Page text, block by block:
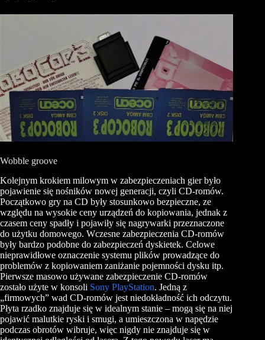
Wobble groove
Kolejnym krokiem milowym w zabezpieczeniach gier było
pojawienie się nośników nowej generacji, czyli CD-romów.
Początkowo gry na CD były stosunkowo bezpieczne, ze
względu na wysokie ceny urządzeń do kopiowania, jednak z
czasem ceny spadły i pojawiły się nagrywarki przeznaczone
do użytku domowego. Wczesne zabezpieczenia CD-romów
były bardzo podobne do zabezpieczeń dyskietek. Celowe
nieprawidłowe oznaczenie systemu plików prowadzące do
problemów z kopiowaniem zaniżanie pojemności dysku itp.
Pierwsze masowo używane zabezpieczenie CD-romów
zostało użyte w konsoli Sony PlayStation. Jedną z
„firmowych” wad CD-romów jest niedokładność ich odczytu.
Płyta rzadko znajduje się w idealnym stanie – mogą się na niej
pojawić malutkie ryski i smugi, a umieszczona w napędzie
podczas obrotów wibruje, więc nigdy nie znajduje się w